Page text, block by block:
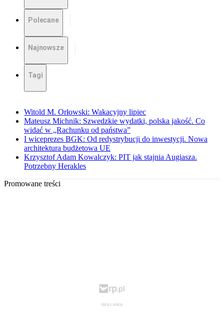
Polecane
Najnowsze
Tagi
Witold M. Orłowski: Wakacyjny lipiec
Mateusz Michnik: Szwedzkie wydatki, polska jakość. Co
widać w „Rachunku od państwa”
I wiceprezes BGK: Od redystrybucji do inwestycji. Nowa
architektura budżetowa UE
Krzysztof Adam Kowalczyk: PIT jak stajnia Augiasza.
Potrzebny Herakles
Promowane treści